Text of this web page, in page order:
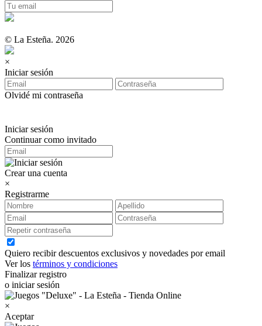
© La Esteña. 2026
×
Iniciar sesión
Olvidé mi contraseña
Iniciar sesión
Continuar como invitado
Crear una cuenta
×
Registrarme
Quiero recibir descuentos exclusivos y novedades por email
Ver los términos y condiciones
Finalizar registro
o iniciar sesión
×
Aceptar